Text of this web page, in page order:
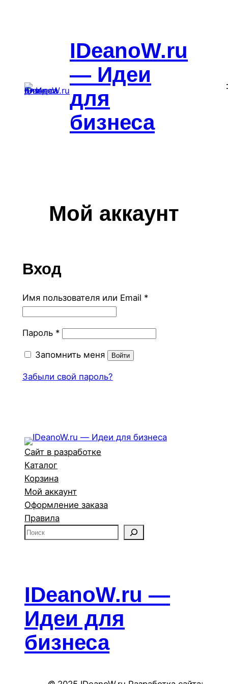
IDeanoW.ru
— Идеи
для
бизнеса
Мой аккаунт
Вход
Имя пользователя или Email *Обязательно
Пароль *Обязательно
Запомнить меня Войти
Забыли свой пароль?
Сайт в разработке
Каталог
Корзина
Мой аккаунт
Оформление заказа
Правила
П
IDeanoW.ru —
Идеи для
бизнеса